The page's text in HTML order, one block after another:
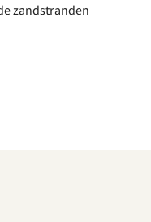
zandstranden